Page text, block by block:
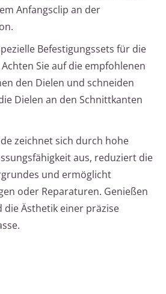
Anfangsclip an der
Befestigungssets für die
Sie auf die empfohlenen
den Dielen und schneiden
Dielen an den Schnittkanten
zeichnet sich durch hohe
aus, reduziert die
und ermöglicht
oder Reparaturen. Genießen
die Ästhetik einer präzise